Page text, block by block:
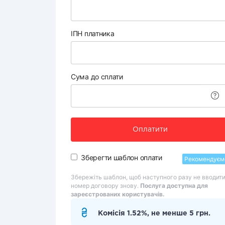
ІПН платника
Сума до сплати
Оплатити
Зберегти шаблон оплати
Збережіть шаблон, щоб наступного разу не вводити
номер договору знову. Послуга доступна для
зареєстрованих користувачів.
Комісія 1.52%, не менше 5 грн.